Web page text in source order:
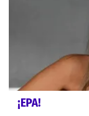
¡EPA!